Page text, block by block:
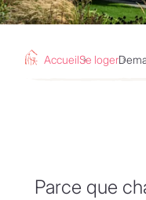
AccueilSe loger
Parce que